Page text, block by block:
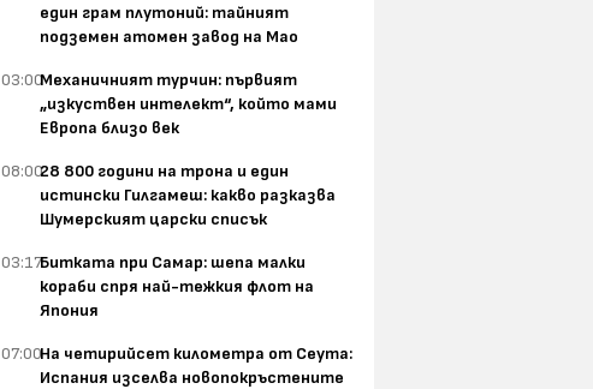
един грам плутоний: тайният
подземен атомен завод на Мао
03:00Механичният турчин: първият
„изкуствен интелект“, който мами
Европа близо век
08:0028 800 години на трона и един
истински Гилгамеш: какво разказва
Шумерският царски списък
03:17Битката при Самар: шепа малки
кораби спря най-тежкия флот на
Япония
07:00На четирийсет километра от Сеута:
Испания изселва новопокръстените